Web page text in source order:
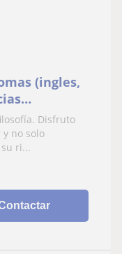
(ingles,
y física) y
Disfruto
no solo
ri...